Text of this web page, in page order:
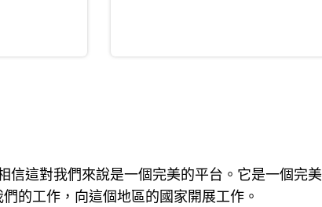
信這對我們來說是一個完美的平台。它是一個完美
的工作，向這個地區的國家開展工作。